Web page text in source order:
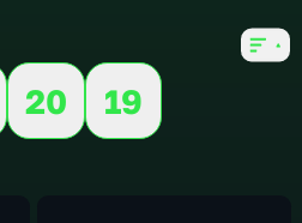
20
19